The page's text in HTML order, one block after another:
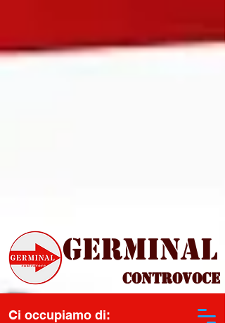
Controvoce
Ci occupiamo di:
Germinal